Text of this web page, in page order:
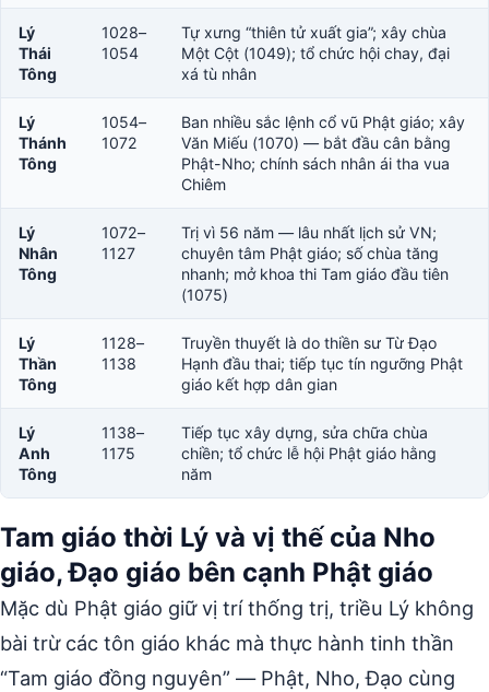
Lý
Thái
Tông
1028–
1054
Tự xưng “thiên tử xuất gia”; xây chùa
Một Cột (1049); tổ chức hội chay, đại
xá tù nhân
Lý
Thánh
Tông
1054–
1072
Ban nhiều sắc lệnh cổ vũ Phật giáo; xây
Văn Miếu (1070) — bắt đầu cân bằng
Phật-Nho; chính sách nhân ái tha vua
Chiêm
Lý
Nhân
Tông
1072–
1127
Trị vì 56 năm — lâu nhất lịch sử VN;
chuyên tâm Phật giáo; số chùa tăng
nhanh; mở khoa thi Tam giáo đầu tiên
(1075)
Lý
Thần
Tông
1128–
1138
Truyền thuyết là do thiền sư Từ Đạo
Hạnh đầu thai; tiếp tục tín ngưỡng Phật
giáo kết hợp dân gian
Lý
Anh
Tông
1138–
1175
Tiếp tục xây dựng, sửa chữa chùa
chiền; tổ chức lễ hội Phật giáo hằng
năm
Tam giáo thời Lý và vị thế của Nho
giáo, Đạo giáo bên cạnh Phật giáo
Mặc dù Phật giáo giữ vị trí thống trị, triều Lý không
bài trừ các tôn giáo khác mà thực hành tinh thần
“Tam giáo đồng nguyên” — Phật, Nho, Đạo cùng